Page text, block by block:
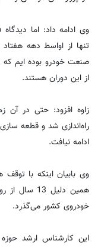
وی ادامه داد: اما
تنها از اواسط دهه
صنعت خود‌رو بوده ایم
از این دوران هستند.
زاوه افزود: حتی در آن
راه‌اندازی شد و قطعه
ادامه نیافت.
وی بابیان اینکه با توقف
همین
خودروی کشور می‌گذرد.
این کارشناس ارشد